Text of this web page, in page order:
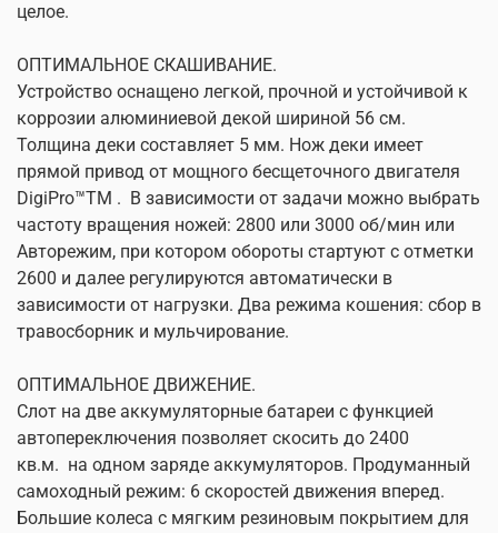
целое.
ОПТИМАЛЬНОЕ СКАШИВАНИЕ.
Устройство оснащено легкой, прочной и устойчивой к
коррозии алюминиевой декой шириной 56 см.
Толщина деки составляет 5 мм. Нож деки имеет
прямой привод от мощного бесщеточного двигателя
DigiPro™TM . В зависимости от задачи можно выбрать
частоту вращения ножей: 2800 или 3000 об/мин или
Авторежим, при котором обороты стартуют с отметки
2600 и далее регулируются автоматически в
зависимости от нагрузки. Два режима кошения: сбор в
травосборник и мульчирование.
ОПТИМАЛЬНОЕ ДВИЖЕНИЕ.
Слот на две аккумуляторные батареи с функцией
автопереключения позволяет скосить до 2400
кв.м. на одном заряде аккумуляторов. Продуманный
самоходный режим: 6 скоростей движения вперед.
Большие колеса с мягким резиновым покрытием для